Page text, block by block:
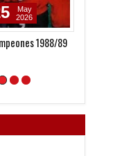
1988/89
May
2026